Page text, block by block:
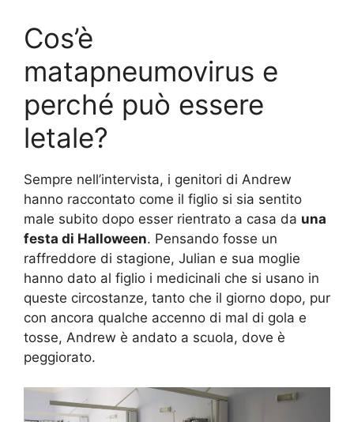
Cos’è
matapneumovirus e
perché può essere
letale?
Sempre nell’intervista, i genitori di Andrew
hanno raccontato come il figlio si sia sentito
male subito dopo esser rientrato a casa da una
festa di Halloween. Pensando fosse un
raffreddore di stagione, Julian e sua moglie
hanno dato al figlio i medicinali che si usano in
queste circostanze, tanto che il giorno dopo, pur
con ancora qualche accenno di mal di gola e
tosse, Andrew è andato a scuola, dove è
peggiorato.